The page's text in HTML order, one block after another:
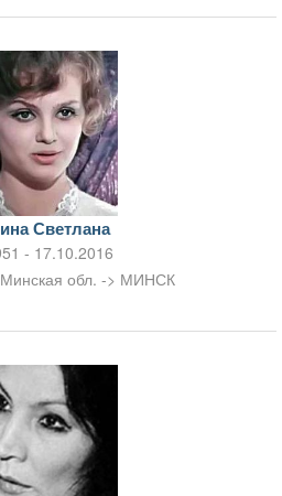
Светлана
- 17.10.2016
обл. -> МИНСК